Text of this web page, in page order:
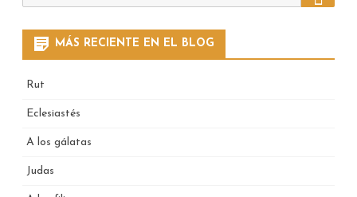
MÁS RECIENTE EN EL BLOG
Rut
Eclesiastés
A los gálatas
Judas